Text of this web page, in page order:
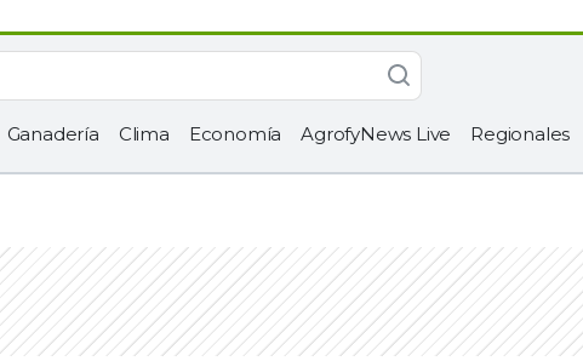
Ganadería Clima Economía AgrofyNews Live Regionales